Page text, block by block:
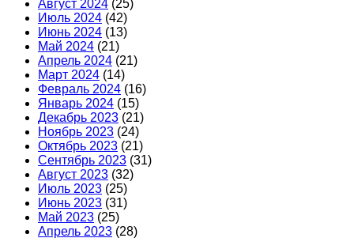
Август 2024 (25)
Июль 2024 (42)
Июнь 2024 (13)
Май 2024 (21)
Апрель 2024 (21)
Март 2024 (14)
Февраль 2024 (16)
Январь 2024 (15)
Декабрь 2023 (21)
Ноябрь 2023 (24)
Октябрь 2023 (21)
Сентябрь 2023 (31)
Август 2023 (32)
Июль 2023 (25)
Июнь 2023 (31)
Май 2023 (25)
Апрель 2023 (28)